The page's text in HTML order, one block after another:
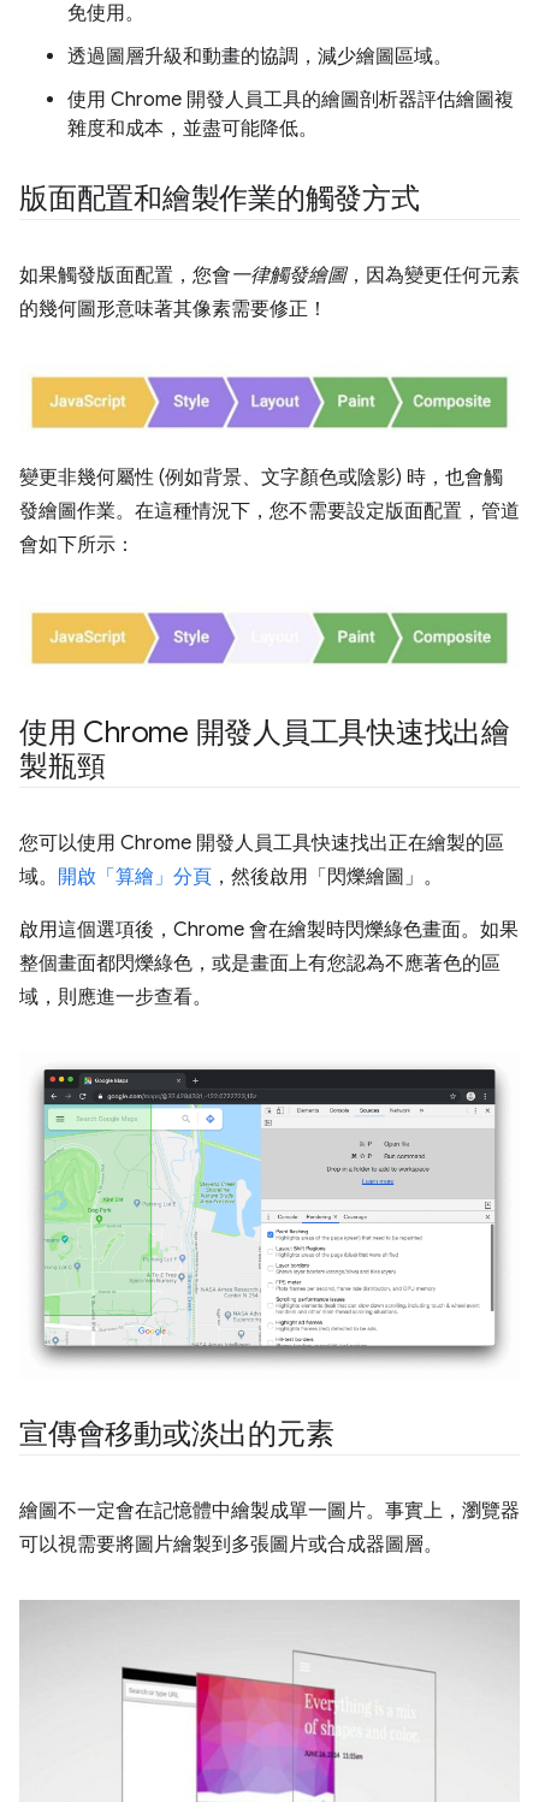
免使用。
透過圖層升級和動畫的協調，減少繪圖區域。
使用 Chrome 開發人員工具的繪圖剖析器評估繪圖複
雜度和成本，並盡可能降低。
版面配置和繪製作業的觸發方式
如果觸發版面配置，您會一律觸發繪圖，因為變更任何元素
的幾何圖形意味著其像素需要修正！
變更非幾何屬性 (例如背景、文字顏色或陰影) 時，也會觸
發繪圖作業。在這種情況下，您不需要設定版面配置，管道
會如下所示：
使用 Chrome 開發人員工具快速找出繪
製瓶頸
您可以使用 Chrome 開發人員工具快速找出正在繪製的區
域。 開啟「算繪」分頁 ，然後啟用「閃爍繪圖」 。
啟用這個選項後，Chrome 會在繪製時閃爍綠色畫面。如果
整個畫面都閃爍綠色，或是畫面上有您認為不應著色的區
域，則應進一步查看。
宣傳會移動或淡出的元素
繪圖不一定會在記憶體中繪製成單一圖片。事實上，瀏覽器
可以視需要將圖片繪製到多張圖片或合成器圖層。